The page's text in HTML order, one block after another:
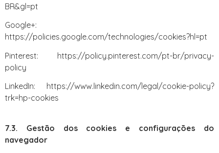
BR&gl=pt
Google+:
https://policies.google.com/technologies/cookies?hl=pt
Pinterest: https://policy.pinterest.com/pt-br/privacy-
policy
LinkedIn: https://www.linkedin.com/legal/cookie-policy?
trk=hp-cookies
7.3. Gestão dos cookies e configurações do
navegador